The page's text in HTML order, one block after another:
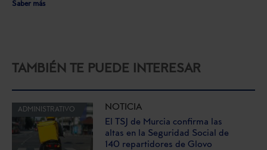
Saber más
TAMBIÉN TE PUEDE INTERESAR
ADMINISTRATIVO
NOTICIA
El TSJ de Murcia confirma las
altas en la Seguridad Social de
140 repartidores de Glovo